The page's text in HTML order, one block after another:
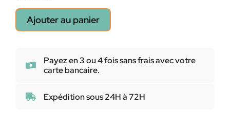
Ajouter au panier
Payez en 3 ou 4 fois sans frais avec votre
carte bancaire.
Expédition sous 24H à 72H